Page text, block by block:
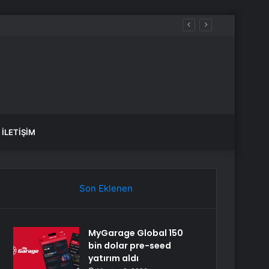
İLETIŞIM
Son Eklenen
MyGarage Global 150
bin dolar pre-seed
yatırım aldı